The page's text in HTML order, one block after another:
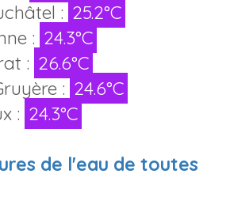
: 25.2°C
: 24.3°C
: 26.6°C
: 24.6°C
: 24.3°C
de l'eau de toutes